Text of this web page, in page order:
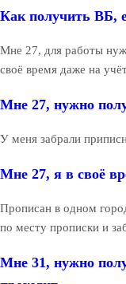
Как получить ВБ,
Мне 27, для работы
своё время даже на
Мне 27, нужно
У меня забрали
Мне 27, я в своё
Прописан в одном
по месту прописки и
Мне 31, нужно